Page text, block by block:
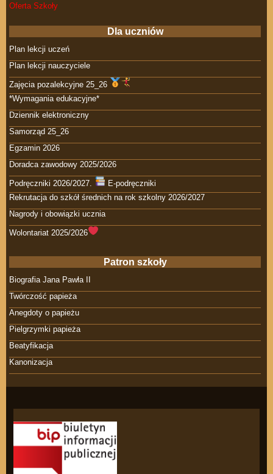
Oferta Szkoły
Dla uczniów
Plan lekcji uczeń
Plan lekcji nauczyciele
Zajęcia pozalekcyjne 25_26
*Wymagania edukacyjne*
Dziennik elektroniczny
Samorząd 25_26
Egzamin 2026
Doradca zawodowy 2025/2026
Podręczniki 2026/2027.
E-podręczniki
Rekrutacja do szkół średnich na rok szkolny 2026/2027
Nagrody i obowiązki ucznia
Wolontariat 2025/2026
Patron szkoły
Biografia Jana Pawła II
Twórczość papieża
Anegdoty o papieżu
Pielgrzymki papieża
Beatyfikacja
Kanonizacja